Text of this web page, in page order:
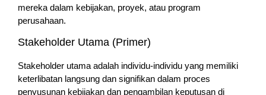
mereka dalam kebijakan, proyek, atau program
perusahaan.
Stakeholder Utama (Primer)
Stakeholder utama adalah individu-individu yang memiliki
keterlibatan langsung dan signifikan dalam proces
penyusunan kebijakan dan pengambilan keputusan di